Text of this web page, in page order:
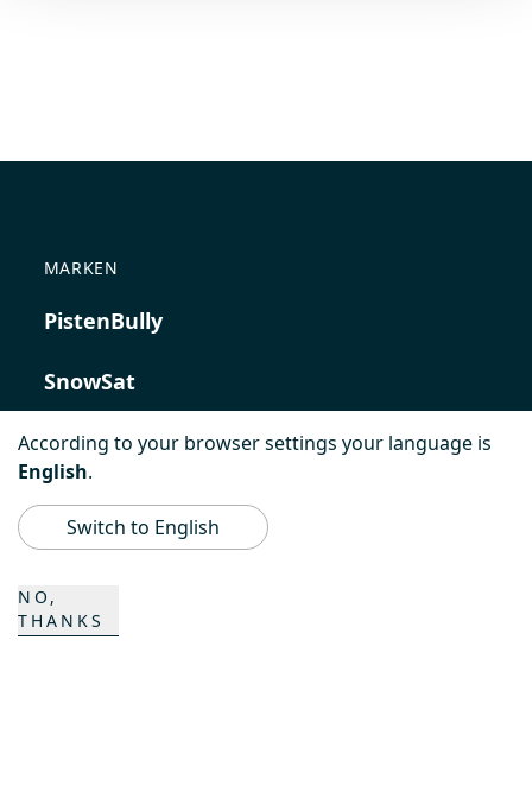
MARKEN
PistenBully
SnowSat
PowerBully
BeachTech
K COMPOSITES
According to your browser settings your language is
English.
NO,
THANKS
Switch to English